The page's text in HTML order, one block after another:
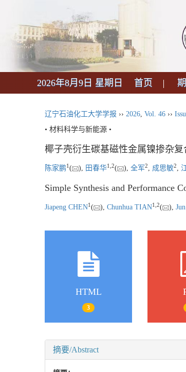
2026年8月9日 星期日 首页
辽宁石油化工大学学报 ›› 2026, Vol. 46 ››
• 材料科学与新能源 •
椰子壳衍生碳基磁性金属镍掺杂
陈家鹏1 ( ), 田春华1 2( ), 全军2, 成思敏2,
Simple Synthesis and Performance
Jiapeng CHEN1 ( ), Chunhua TIAN1 2( ),
HTML
3
摘要/Abstract